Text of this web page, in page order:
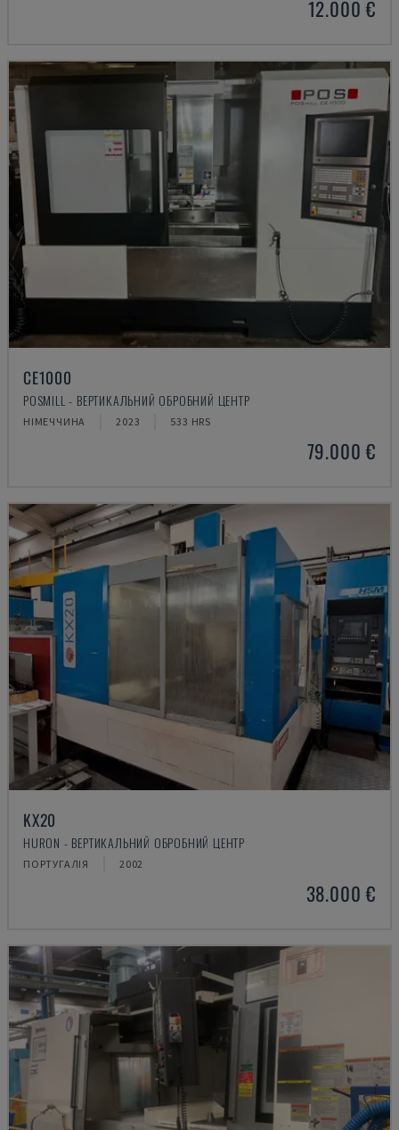
12.000 €
CE1000
POSMILL - ВЕРТИКАЛЬНИЙ ОБРОБНИЙ ЦЕНТР
НІМЕЧЧИНА 2023 533 HRS
79.000 €
KX20
HURON - ВЕРТИКАЛЬНИЙ ОБРОБНИЙ ЦЕНТР
ПОРТУГАЛІЯ 2002
38.000 €